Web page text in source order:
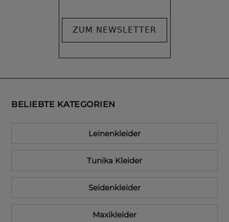
ZUM NEWSLETTER
BELIEBTE KATEGORIEN
Leinenkleider
Tunika Kleider
Seidenkleider
Maxikleider